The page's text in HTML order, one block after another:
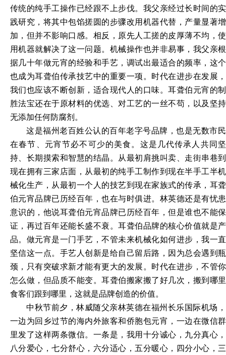
传统的纯手工操作已经跟不上步伐。我父亲经过长时间的实
践研究，将其中包馅搓圆的步骤改用机器代替，产量显著增
加，但并不影响口感。相反，原先人工搓的皮厚薄不均，使
用机器就解决了这一问题。机械操作也并非易事，我父亲根
据几十年做元宵的经验和手艺，调试出最适合的频率，这个
也成为耳聋伯传承技艺中的重要一项。时代在进步在发展，
我们也应该不断创新，适合现代人的口味。耳聋伯元宵的制
胜法宝还在于原材料的优选、对工艺的一丝不苟，以及坚持
无添加任何防腐剂。
这是福州老百姓公认的百年老字号品牌，也是无数市民
在春节、元宵节必不可少的美食。这是几代传承人共同坚
持、长期摸索和智慧的结晶。从最初肩挑叫卖、走街串巷到
现在拥有三家店面，从最初的纯手工制作到现在半手工半机
械化生产，从最初一个人的技艺到现在家族式的传承，耳聋
伯元宵品牌已历经百年，也在与时俱进。林英德还是有忧患
意识的，他说耳聋伯元宵品牌已历经百年，但是谁也不能保
证，再过百年还能长盛不衰。耳聋伯品牌的核心价值就是产
品。做元宵是一门手艺，不管未来机械化如何进步，我一直
坚信这一点。手艺人创新是给自己留后路，因为总会遇到瓶
颈，只有突破求新才能有更大的发展。时代在进步，不管你
怎么做，但品质不能变。耳聋伯搬家搬了好几次，搬到哪里
食客们跟到哪里，这就是品牌创造的价值。
中秋节前夕，林威随父亲林英德在福州长乐国际机场，
一边为回乡过节的海内外旅客和侨胞包元宵，一边在微信群
里发了这样两条微信。一条是，我用十分诚心，九分真心，
八分爱心，七分舒心，六分适心，五分暖心，四分小心，三